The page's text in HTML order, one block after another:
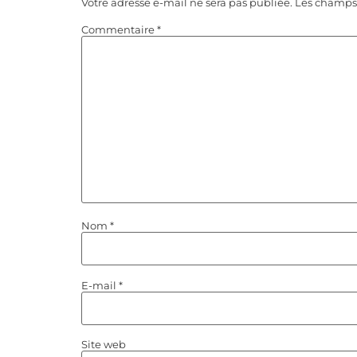
Votre adresse e-mail ne sera pas publiée. Les
Commentaire*
Nom *
E-mail *
Site web